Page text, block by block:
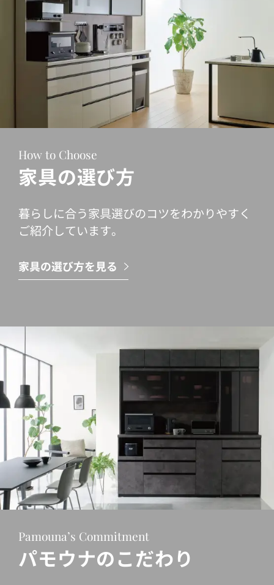
How to Choose
家具の選び方
暮らしに合う家具選びのコツをわかりやすく
ご紹介しています。
家具の選び方を見る
Pamouna’s Commitment
パモウナのこだわり